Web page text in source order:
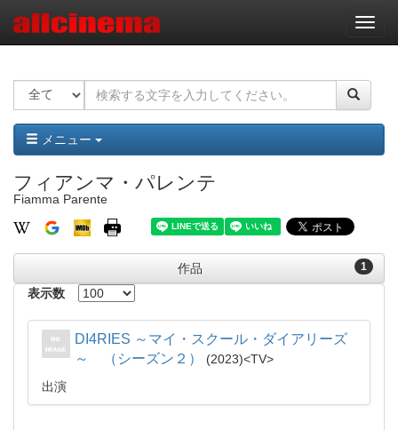
ナ
ビ
ー
ョ
ン
メニュー
フィアンマ・パレンテ
Fiamma Parente
1
作品
表示数
DI4RIES ～マイ・スクール・ダイアリーズ
～ （シーズン２）
2023
TV
出演